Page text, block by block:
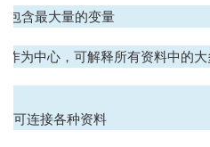
包含最大量的变量
作为中心，可解释所有资料中的
可连接各种资料